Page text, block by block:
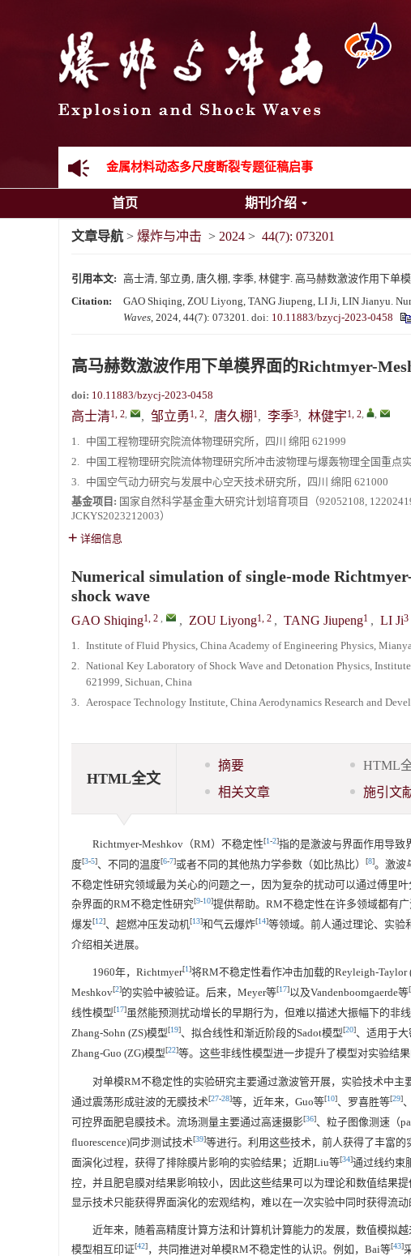
《爆炸与冲击》向2024年度审稿专家致谢
《爆炸与冲击》2025年度优秀名单
金属材料动态多尺度断裂专题征稿启事
结构物高速出入水问题专题征稿启事
首页 期刊介绍
文章导航 > 爆炸与冲击 > 2024 > 44(7): 073201
引用本文: 高士清, 邹立勇, 唐久棚, 李季, 林健宇. 高马赫数激波作用下单
Citation:
GAO Shiqing, ZOU Liyong, TANG Jiupeng, LI Ji, LIN Jianyu.
Waves, 2024, 44(7): 073201. doi: 10.11883/bzycj-2023-0458
高马赫数激波作用下单模界面的Richtmyer-
doi: 10.11883/bzycj-2023-0458
高士清1, 2, , 邹立勇 1, 2, 唐久棚 1, 李季3, 林健宇1, 2, ,
1. 中国工程物理研究院流体物理研究所，四川 绵阳 621999
2. 中国工程物理研究院流体物理研究所冲击波物理与爆轰物理全国重点
3. 中国空气动力研究与发展中心空天技术研究所，四川 绵阳 621000
基金项目: 国家自然科学基金重大研究计划培育项目（92052108,
JCKYS2023212003）
详细信息
Numerical simulation of single-mode
shock wave
GAO Shiqing1, 2 , , ZOU Liyong1, 2 , TANG Jiupeng1 , LI Ji3
1. Institute of Fluid Physics, China Academy of Engineering Physics,
2. National Key Laboratory of Shock Wave and Detonation Physics,
621999, Sichuan, China
3. Aerospace Technology Institute, China Aerodynamics Research and
HTML全文
摘要 HTML
相关文章
施引文
Richtmyer-Meshkov（RM）不稳定性[1-2]指的是激波与界面作用导致
度[3-5]、不同的温度[6-7]或者不同的其他热力学参数（如比热比） [8]。激波
不稳定性研究领域最为关心的问题之一，因为复杂的扰动可以通过傅里
杂界面的RM不稳定性研究[9-10]提供帮助。RM不稳定性在许多领域都有
爆发[12]、超燃冲压发动机[13]和气云爆炸[14]等领域。前人通过理论、实验
介绍相关进展。
1960年，Richtmyer[1]将RM不稳定性看作冲击加载的Reyleigh-Taylor
Meshkov[2]的实验中被验证。后来，Meyer等[17]以及Vandenboomgaerde等[
线性模型[17]虽然能预测扰动增长的早期行为，但难以描述大振幅下的非
Zhang-Sohn (ZS)模型[19]、拟合线性和渐近阶段的Sadot模型[20]、适用于大
Zhang-Guo (ZG)模型[22]等。这些非线性模型进一步提升了模型对实验结
对单模RM不稳定性的实验研究主要通过激波管开展，实验技术中
通过震荡形成驻波的无膜技术[27-28]等，近年来，Guo等[10]、罗喜胜等[29]
可控界面肥皂膜技术。流场测量主要通过高速摄影[36]、粒子图像测速（
fluorescence)同步测试技术[39]等进行。利用这些技术，前人获得了丰富的
面演化过程，获得了排除膜片影响的实验结果；近期Liu等[34]通过线约束
控，并且肥皂膜对结果影响较小，因此这些结果可以为理论和数值结果
显示技术只能获得界面演化的宏观结构，难以在一次实验中同时获得流动
近年来，随着高精度计算方法和计算机计算能力的发展，数值模拟
模型相互印证[42]，共同推进对单模RM不稳定性的认识。例如，Bai等[43]